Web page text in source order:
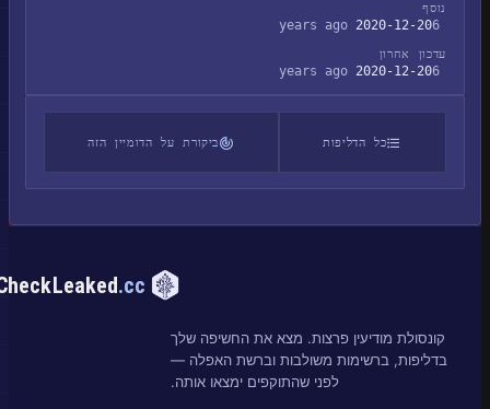
נוסף
2020-12-20
עדכון אחרון
2020-12-20
כל הדליפות ביקורת על הדומיין הזה
CheckLeaked.cc
קונסולת מודיעין פרצות. מצא את החשיפה שלך
בדליפות, ברשימות משולבות וברשת האפלה —
לפני שהתוקפים ימצאו אותה.